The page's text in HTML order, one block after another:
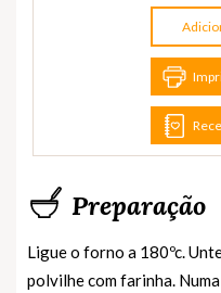
Preparação
Ligue o forno a 180ºc.
polvilhe com farinha.